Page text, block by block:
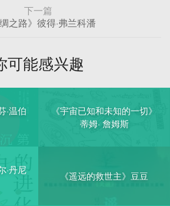
下一篇
绸之路》彼得·弗兰科潘
可能感兴趣
·温伯
《宇宙已知和未知的一切》
蒂姆· 詹姆斯
·丹尼
《遥远的救世主》豆豆